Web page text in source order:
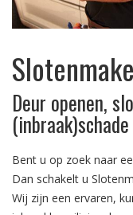
Deur openen,
(inbraak)schade
Bent u op zoek naar
Dan schakelt u
Wij zijn een ervaren,